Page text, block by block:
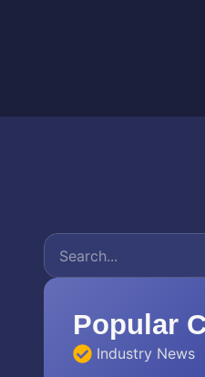
Popular
Industry News